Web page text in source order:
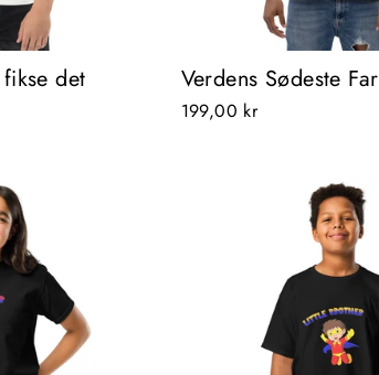
det Verdens Sødeste Far
199,00 kr